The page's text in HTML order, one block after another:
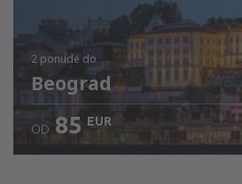
2 ponude do
Beograd
OD 85 EUR